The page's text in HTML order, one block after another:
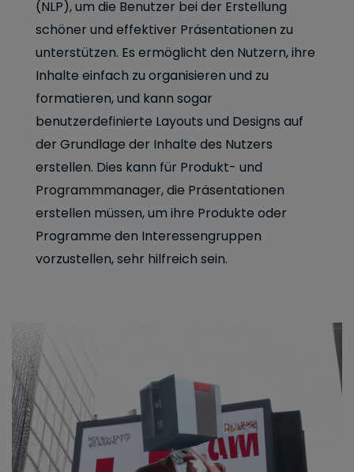
(NLP), um die Benutzer bei der Erstellung
schöner und effektiver Präsentationen zu
unterstützen. Es ermöglicht den Nutzern, ihre
Inhalte einfach zu organisieren und zu
formatieren, und kann sogar
benutzerdefinierte Layouts und Designs auf
der Grundlage der Inhalte des Nutzers
erstellen. Dies kann für Produkt- und
Programmmanager, die Präsentationen
erstellen müssen, um ihre Produkte oder
Programme den Interessengruppen
vorzustellen, sehr hilfreich sein.